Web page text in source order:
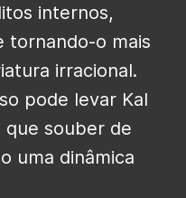
internos,
tornando-o mais
irracional.
pode levar Kal
que souber de
uma dinâmica